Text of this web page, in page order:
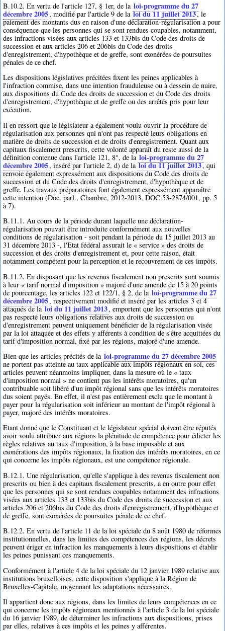
B.10.2. En vertu de l'article 127, § 1er, de la loi-programme du 27
décembre 2005, modifié par l'article 9 de la loi du 11 juillet 2013, le
paiement des montants dus en raison d'une déclaration-régularisation a pour
conséquence que les personnes qui se sont rendues coupables, notamment,
des infractions visées aux articles 133 et 133bis du Code des droits de
succession et aux articles 206 et 206bis du Code des droits
d'enregistrement, d'hypothèque et de greffe, sont exonérées de poursuites
pénales de ce chef.
Les dispositions législatives précitées fixent les peines applicables à
l'infraction commise, dans une intention frauduleuse ou à dessein de nuire,
aux dispositions du Code des droits de succession et du Code des droits
d'enregistrement, d'hypothèque et de greffe ou des arrêtés pris pour leur
exécution.
Il en ressort que le législateur a également voulu ouvrir la procédure de
régularisation aux personnes qui n'ont pas respecté leurs obligations en
matière de droits de succession et de droits d'enregistrement. Quant aux
capitaux fiscalement prescrits, cette volonté apparaît du reste aussi de la
définition contenue dans l'article 121, 8°, de la loi-programme du 27
décembre 2005, inséré par l'article 2, d) de la loi du 11 juillet 2013, qui
renvoie également expressément aux dispositions du Code des droits de
succession et du Code des droits d'enregistrement, d'hypothèque et de
greffe. Les travaux préparatoires font également expressément apparaître
cette intention (Doc. parl., Chambre, 2012-2013, DOC 53-2874/001, pp. 5
à 7).
B.11.1. Au cours de la période durant laquelle une déclaration-
régularisation pouvait être introduite conformément aux nouvelles
conditions de régularisation - soit pendant la période du 15 juillet 2013 au
31 décembre 2013 -, l'Etat fédéral assurait le « service » des droits de
succession et des droits d'enregistrement et, pour cette raison, était
notamment compétent pour la perception et le recouvrement de ces impôts.
B.11.2. En disposant que les revenus fiscalement non prescrits sont soumis
à leur « tarif normal d'imposition » majoré d'une amende de 15 à 20 points
de pourcentage, les articles 122 et 122/1, § 2, de la loi-programme du 27
décembre 2005, respectivement modifié et inséré par les articles 3 et 4
attaqués de laloi du 11 juillet 2013, emportent que les personnes qui n'ont
pas respecté leurs obligations relatives aux droits de succession ou
d'enregistrement peuvent uniquement bénéficier de la régularisation visée
par la loi attaquée et des effets y afférents à condition de s'être acquittées du
tarif d'imposition normal, fixé par les régions, majoré d'une amende.
Bien que les articles précités de la loi-programme du 27 décembre 2005
ne portent pas atteinte au taux applicable aux impôts régionaux en soi, ces
articles peuvent néanmoins impliquer, dans la mesure où le « taux
d'imposition normal » ne contient pas les intérêts moratoires, qu'un
contribuable soit libéré d'un impôt régional sans que les intérêts moratoires
dus soient payés. En effet, il n'est pas entièrement exclu que le montant à
payer pour la régularisation soit inférieur au montant de l'impôt régional à
payer, majoré des intérêts moratoires.
Etant donné que le Constituant et le législateur spécial doivent être réputés
avoir voulu attribuer aux régions la plénitude de compétence pour édicter les
règles relatives au taux d'imposition, à la base imposable et aux
exonérations des impôts régionaux, la fixation des intérêts moratoires, en ce
qui concerne les impôts régionaux, est une compétence régionale.
B.12.1. Une régularisation, qu'elle s'applique à des revenus fiscalement non
prescrits ou bien à des capitaux fiscalement prescrits, a en outre pour effet
que les personnes qui se sont rendues coupables notamment des infractions
visées aux articles 133 et 133bis du Code des droits de succession et aux
articles 206 et 206bis du Code des droits d'enregistrement, d'hypothèque et
de greffe, sont exonérées de poursuites pénale de ce chef.
B.12.2. En vertu de l'article 11 de la loi spéciale du 8 août 1980 de réformes
institutionnelles, dans les limites des compétences des régions, les décrets
peuvent ériger en infraction les manquements à leurs dispositions et établir
les peines punissant ces manquements.
Conformément à l'article 4 de la loi spéciale du 12 janvier 1989 relative aux
institutions bruxelloises, cette disposition s'applique à la Région de
Bruxelles-Capitale, moyennant les adaptations nécessaires.
Il appartient donc aux régions, dans les limites de leurs compétences en ce
qui concerne les impôts régionaux mentionnés à l'article 3 de la loi spéciale
du 16 janvier 1989, de déterminer les infractions aux dispositions, prises
par elles, relatives à ces impôts et les peines y afférentes.